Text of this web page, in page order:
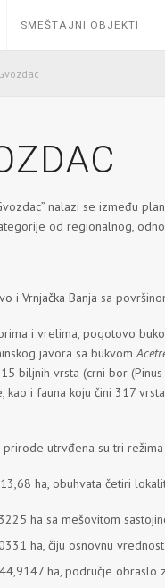
SMEŠTAJNI OBJEKTI
nalazi se između
od regionalnog,
i Vrnjačka Banja sa
i vrelima, pogotovo
javora sa bukvom
biljnih vrsta (crni bor
i fauna koju čini 317
utrvđena su tri
ha, obuhvata četiri
ha sa mešovitom
ha, čiju osnovnu
ha, područje obraslo